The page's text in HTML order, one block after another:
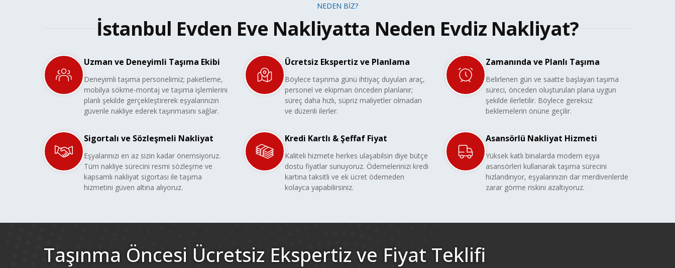
NEDEN BİZ?
İstanbul Evden Eve Nakliyatta Neden Evdiz Nakliyat?
Uzman ve Deneyimli Taşıma Ekibi
Deneyimli taşıma personelimiz; paketleme,
mobilya sökme-montaj ve taşıma işlemlerini
planlı şekilde gerçekleştirerek eşyalarınızın
güvenle nakliye ederek taşınmasını sağlar.
Ücretsiz Ekspertiz ve Planlama
Böylece taşınma günü ihtiyaç duyulan araç,
personel ve ekipman önceden planlanır;
süreç daha hızlı, süpriz maliyetler olmadan
ve düzenli ilerler.
Zamanında ve Planlı Taşıma
Belirlenen gün ve saatte başlayan taşıma
süreci, önceden oluşturulan plana uygun
şekilde ilerletilir. Böylece gereksiz
beklemelerin önüne geçilir.
Sigortalı ve Sözleşmeli Nakliyat
Eşyalarınızı en az sizin kadar önemsiyoruz.
Tüm nakliye sürecini resmi sözleşme ve
kapsamlı nakliyat sigortası ile taşıma
hizmetini güven altına alıyoruz.
Kredi Kartlı & Şeffaf Fiyat
Kaliteli hizmete herkes ulaşabilsin diye bütçe
dostu fiyatlar sunuyoruz. Ödemelerinizi kredi
kartına taksitli ve ek ücret ödemeden
kolayca yapabilirsiniz.
Asansörlü Nakliyat Hizmeti
Yüksek katlı binalarda modern eşya
asansörleri kullanarak taşıma sürecini
hızlandırıyor, eşyalarınızın dar merdivenlerde
zarar görme riskini azaltıyoruz.
Taşınma Öncesi Ücretsiz Ekspertiz ve Fiyat Teklifi